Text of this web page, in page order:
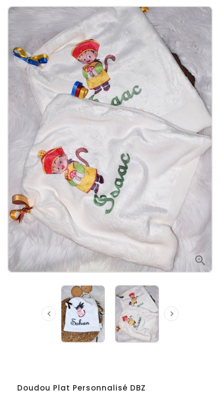

 
Doudou Plat Personnalisé DBZ